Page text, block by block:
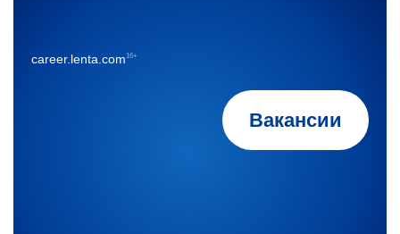
Вакансии
career.lenta.com16+